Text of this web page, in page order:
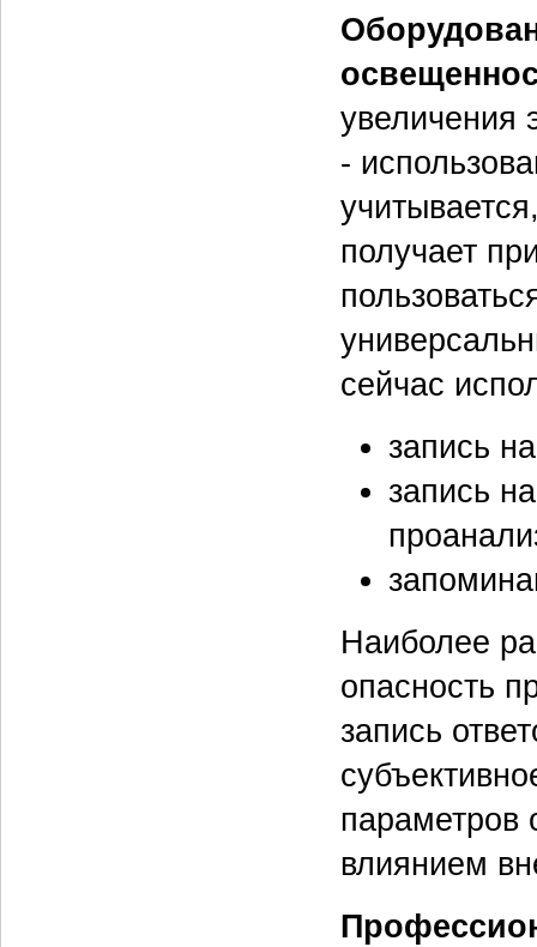
увеличения
-
получает
сейчас
запись
запись
Наиболее
опасность
запись
параметров
влиянием